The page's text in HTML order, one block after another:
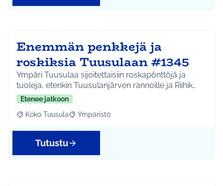
Enemmän penkkejä ja
roskiksia Tuusulaan #1345
Ympäri Tuusulaa sijoitettaisiin roskapönttöjä ja
tuoleja, etenkin Tuusulanjärven rannoille ja Riihik…
Etenee jatkoon
Rajaa tulokset aihepiirin mukaan: Koko Tuusula
Koko Tuusula Rajaa tulokset teeman mukaan: Ympäristö
Ympäristö
Tutustu